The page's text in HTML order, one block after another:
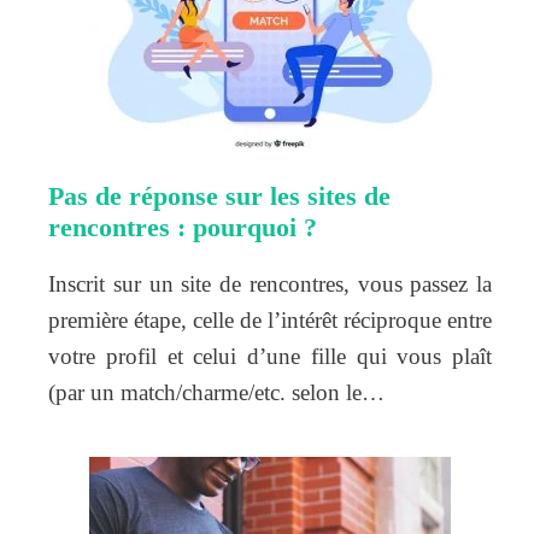
Pas de réponse sur les sites de
rencontres : pourquoi ?
Inscrit sur un site de rencontres, vous passez la
première étape, celle de l’intérêt réciproque entre
votre profil et celui d’une fille qui vous plaît
(par un match/charme/etc. selon le…